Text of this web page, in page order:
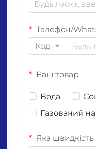
Телефон/
Код
Ваш товар
Вода
Газований
Яка